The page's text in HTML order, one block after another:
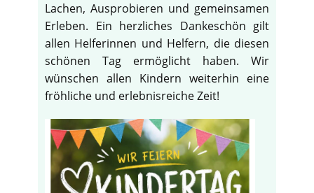
Lachen, Ausprobieren und gemeinsamen
Erleben. Ein herzliches Dankeschön gilt
allen Helferinnen und Helfern, die diesen
schönen Tag ermöglicht haben. Wir
wünschen allen Kindern weiterhin eine
fröhliche und erlebnisreiche Zeit!